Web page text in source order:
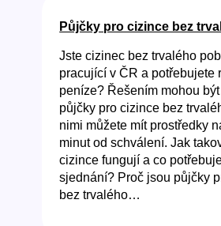
Půjčky pro cizince bez
Jste cizinec bez trvalého
pracující v ČR a potřebujete
peníze? Řešením mohou
půjčky pro cizince bez
nimi můžete mít prostředky
minut od schválení. Jak
cizince fungují a co
sjednání? Proč jsou půjčky
bez trvalého…